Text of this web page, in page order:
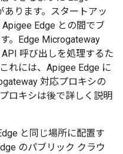
ります。スタートアッ
Edge との間でブ
。Edge Microgateway
呼び出しを処理するた
れには、Apigee Edge に
対応プロキシの
ロキシは後で詳しく説明
と同じ場所に配置す
のパブリック クラウ